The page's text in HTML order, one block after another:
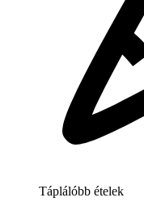
Táplálóbb ételek